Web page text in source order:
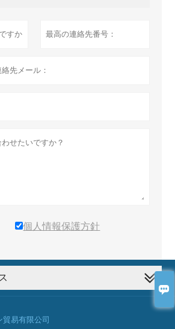

個人情報保護方針
易有限公司